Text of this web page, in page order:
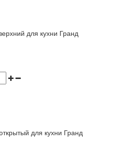
для кухни Гранд
для кухни Гранд